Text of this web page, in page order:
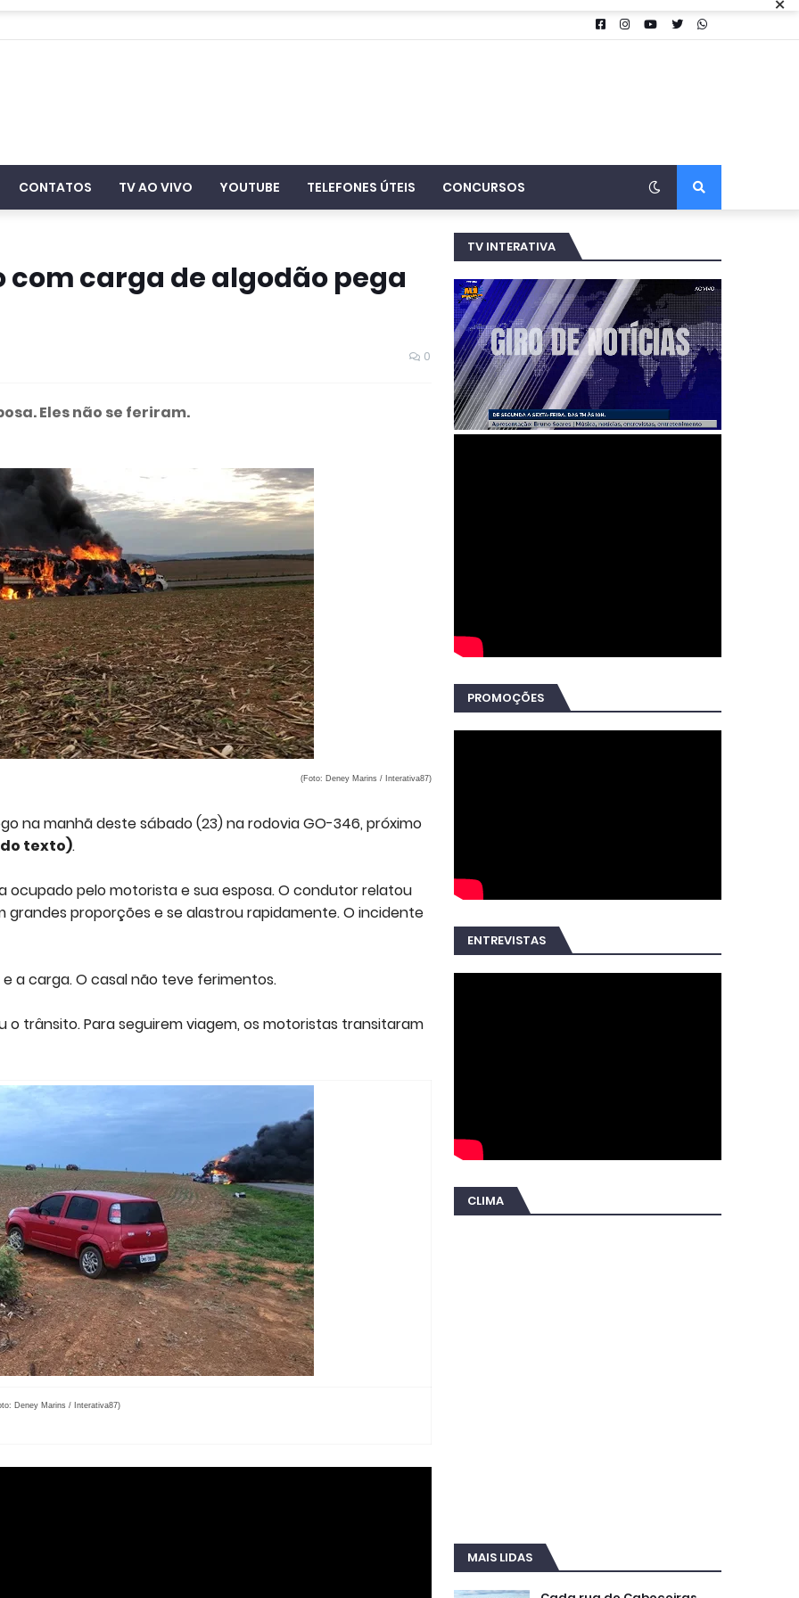
CONTATOS TV AO VIVO YOUTUBE TELEFONES ÚTEIS CONCURSOS
com carga de algodão pega
0
Eles não se feriram.
(Foto: Deney Marins / Interativa87)
na manhã deste sábado (23) na rodovia GO-346, próximo
texto).
ocupado pelo motorista e sua esposa. O condutor relatou
proporções e se alastrou rapidamente. O incidente
a carga. O casal não teve ferimentos.
o trânsito. Para seguirem viagem, os motoristas transitaram
Deney Marins / Interativa87)
TV INTERATIVA
PROMOÇÕES
ENTREVISTAS
CLIMA
MAIS LIDAS